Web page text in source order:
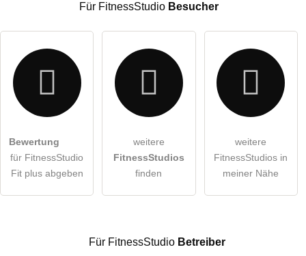
E-Mail-Adresse (wird nicht veröffentlicht)
Hiermit akzeptiere ich dieAGB
DieDatenschutzerklärung habe ich zur Kenntnis genommen.
Bitte beachten Sie, öffentliche Fragen sind
Für FitnessStudio Besucher
Bewertung
für FitnessStudio
Fit plus abgeben
weitere
FitnessStudios
finden
weitere
FitnessStudios in
meiner Nähe
Für FitnessStudio Betreiber